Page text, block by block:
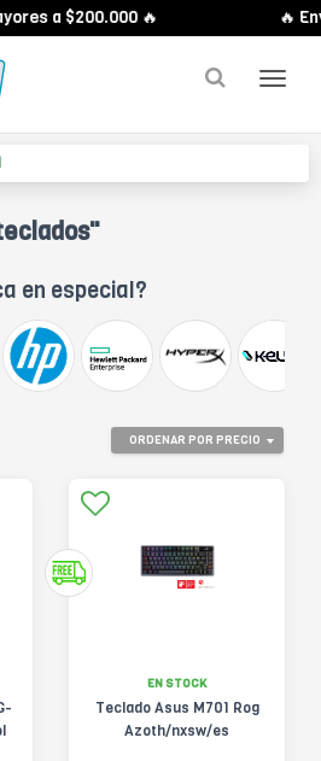
a $200.000 🔥 🔥 Envío
en especial?
ORDENAR POR PRECIO
EN STOCK
Teclado Asus M701 Rog
Azoth/nxsw/es